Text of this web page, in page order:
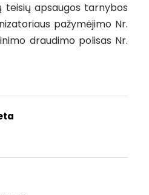
apsaugos tarnybos
pažymėjimo Nr.
draudimo polisas Nr.